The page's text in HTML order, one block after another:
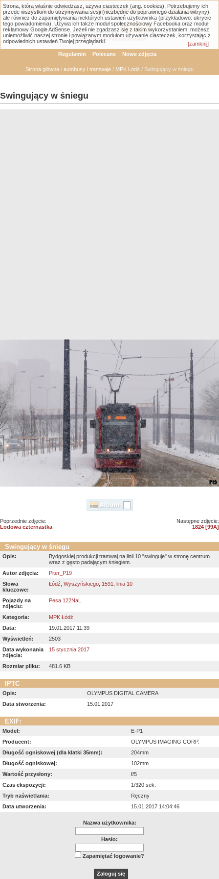
Łódzka Galeria Transportowa - GTLodz.eu
Wyszukiwanie zaawansowane
Regulamin Polecane Nowe zdjęcia
Strona główna / autobusy i tramwaje / MPK Łódź / Swingujący w śniegu
Swingujący w śniegu
Poprzednie zdjęcie:
Lodowa czternastka
Następne zdjęcie:
1824 [99A]
Swingujący w śniegu
Opis:
Bydgoskiej produkcji tramwaj na linii 10 "swinguje" w stronę centrum
wraz z gęsto padającym śniegiem.
Autor zdjęcia:
Piter_P19
Słowa
kluczowe:
Łódź Wyszyńskiego 1591 linia 10
Pojazdy na
zdjęciu:
Pesa 122NaL
Kategoria:
MPK Łódź
Data:
19.01.2017 11:39
Wyświetleń:
2503
Data wykonania
zdjęcia:
15 stycznia 2017
Rozmiar pliku: 481.6 KB
IPTC
Opis:
OLYMPUS DIGITAL CAMERA
Data stworzenia:
15.01.2017
EXIF:
Model:
E-P1
Producent:
OLYMPUS IMAGING CORP.
Długość ogniskowej (dla klatki 35mm):
204mm
Długość ogniskowej:
102mm
Wartość przysłony:
f/5
Czas ekspozycji:
1/320 sek.
Tryb naświetlania:
Ręczny
Data utworzenia:
15.01.2017 14:04:46
Nazwa użytkownika:
Hasło:
Zapamiętać logowanie?
Strona, którą właśnie odwiedzasz, używa ciasteczek (ang. cookies). Potrzebujemy ich
przede wszystkim do utrzymywania sesji (niezbędne do poprawnego działania witryny),
ale również do zapamiętywania niektórych ustawień użytkownika (przykładowo: ukrycie
tego powiadomienia). Używa ich także moduł społecznościowy Facebooka oraz moduł
reklamowy Google AdSense. Jeżeli nie zgadzasz się z takim wykorzystaniem, możesz
uniemożliwić naszej stronie i powiązanym modułom używanie ciasteczek, korzystając z
odpowiednich ustawień Twojej przeglądarki.
[zamknij]